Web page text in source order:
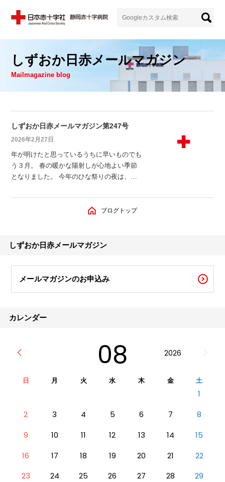
しずおか日赤メールマガジン
Mailmagazine blog
しずおか日赤メールマガジン第247号
2026年2月27日
年が明けたと思っているうちに早いものでも
う３月。 春の暖かな陽射しが心地よい季節
となりました。 今年のひな祭りの夜は、皆
るそうです。 次に日本全国で皆既月食が見
られるのは2029年1月1日とのこと。 今回は
幻想的な月の姿を観察してみてはいかがでし
ブログトップ
しずおか日赤メールマガジン
メールマガジンのお申込み
カレンダー
08 2026
日 月 火 水 木 金 土
1
2
3 4 5 6 7
8
9
10 11 12 13 14
15
16
17 18 19 20 21
22
23
24 25 26 27 28
29